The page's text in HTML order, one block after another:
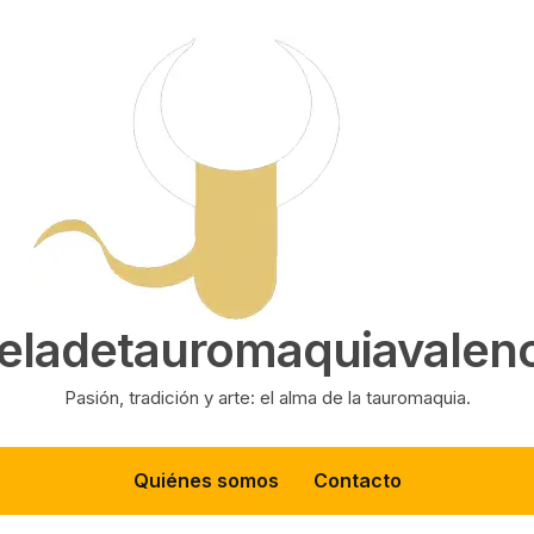
Pasión, tradición y arte: el alma de la tauromaquia.
Quiénes somos Contacto